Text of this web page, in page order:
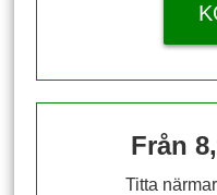
Från
Titta